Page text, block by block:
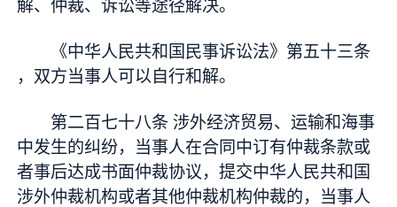
解、仲裁、诉讼等途径解决。
《中华人民共和国民事诉讼法》第五十三条
，双方当事人可以自行和解。
第二百七十八条 涉外经济贸易、运输和海事
中发生的纠纷，当事人在合同中订有仲裁条款或
者事后达成书面仲裁协议，提交中华人民共和国
涉外仲裁机构或者其他仲裁机构仲裁的，当事人